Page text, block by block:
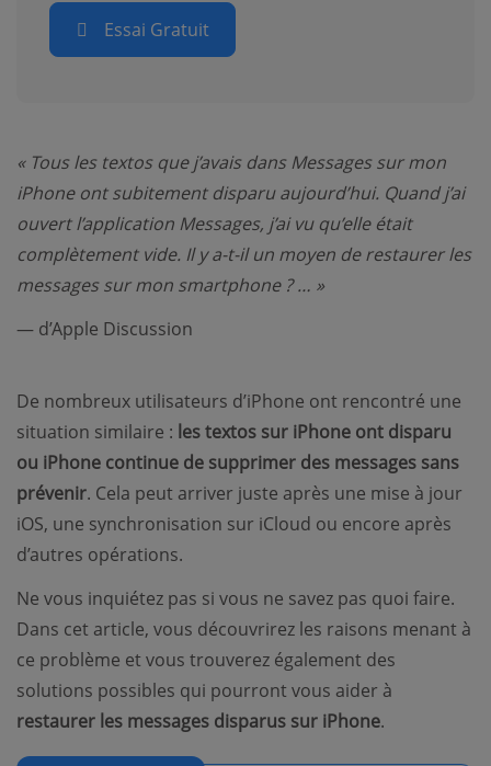
Essai Gratuit
« Tous les textos que j’avais dans Messages sur mon
iPhone ont subitement disparu aujourd’hui. Quand j’ai
ouvert l’application Messages, j’ai vu qu’elle était
complètement vide. Il y a-t-il un moyen de restaurer les
messages sur mon smartphone ? … »
— d’Apple Discussion
De nombreux utilisateurs d’iPhone ont rencontré une
situation similaire : les textos sur iPhone ont disparu
ou iPhone continue de supprimer des messages sans
prévenir. Cela peut arriver juste après une mise à jour
iOS, une synchronisation sur iCloud ou encore après
d’autres opérations.
Ne vous inquiétez pas si vous ne savez pas quoi faire.
Dans cet article, vous découvrirez les raisons menant à
ce problème et vous trouverez également des
solutions possibles qui pourront vous aider à
restaurer les messages disparus sur iPhone.